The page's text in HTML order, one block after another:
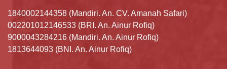
1840002144358 (Mandiri. An. CV. Amanah Safari)
002201012146533 (BRI. An. Ainur Rofiq)
9000043284216 (Mandiri. An. Ainur Rofiq)
1813644093 (BNI. An. Ainur Rofiq)